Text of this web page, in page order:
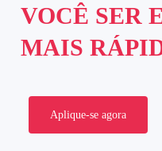
VOCÊ SER
MAIS
Aplique-se agora